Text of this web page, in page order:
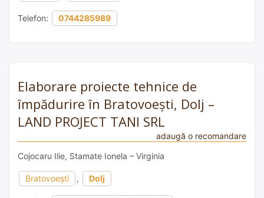
Telefon: 0744285989
Elaborare proiecte tehnice de
împădurire în Bratovoești, Dolj –
LAND PROJECT TANI SRL
adaugă o recomandare
Cojocaru Ilie, Stamate Ionela – Virginia
Bratovoești , Dolj